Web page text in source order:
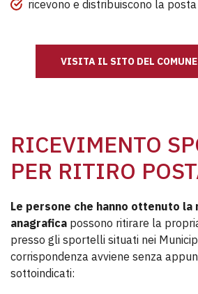
ricevono e distribuiscono la
VISITA IL SITO DEL
RICEVIMENTO
PER RITIRO
Le persone che hanno ottenuto la
anagrafica possono ritirare la
presso gli sportelli situati nei
corrispondenza avviene senza
sottoindicati: